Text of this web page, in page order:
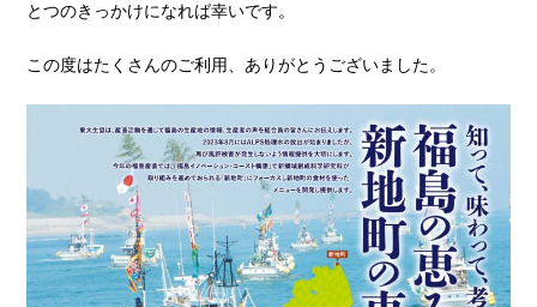
とつのきっかけになれば幸いです。
この度はたくさんのご利用、ありがとうございました。